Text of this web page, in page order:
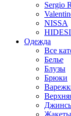
Sergio
NISSA
Одежда
Все
Белье
Блузы
Брюки
Жакеты